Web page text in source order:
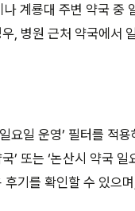
계룡대 주변 약국 중
, 병원 근처 약국에서
요일 운영’ 필터를 적
’ 또는 ‘논산시 약국 일
기를 확인할 수 있으